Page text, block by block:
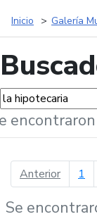
Inicio Galería
Anteriorpágina
1
Se